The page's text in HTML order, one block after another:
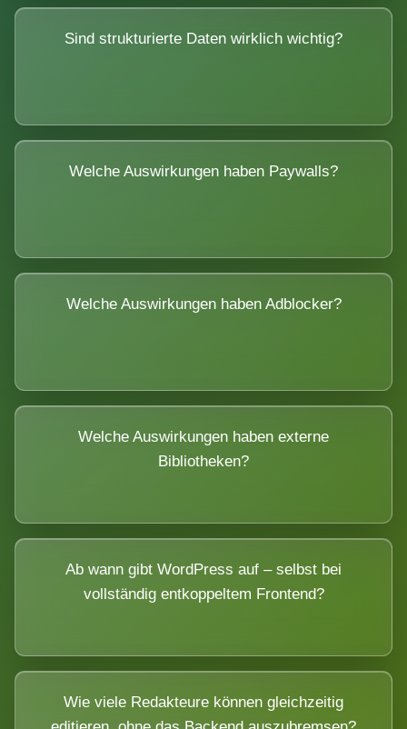
Sind strukturierte Daten wirklich wichtig?
Welche Auswirkungen haben Paywalls?
Welche Auswirkungen haben Adblocker?
Welche Auswirkungen haben externe
Bibliotheken?
Ab wann gibt WordPress auf – selbst bei
vollständig entkoppeltem Frontend?
Wie viele Redakteure können gleichzeitig